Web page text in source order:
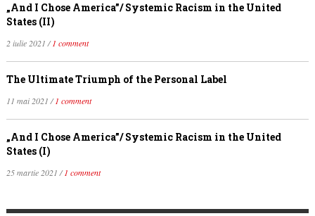
„And I Chose America”/ Systemic Racism in the United
States (II)
2 iulie 2021 /1 comment
The Ultimate Triumph of the Personal Label
11 mai 2021 /1 comment
„And I Chose America”/ Systemic Racism in the United
States (I)
25 martie 2021 /1 comment